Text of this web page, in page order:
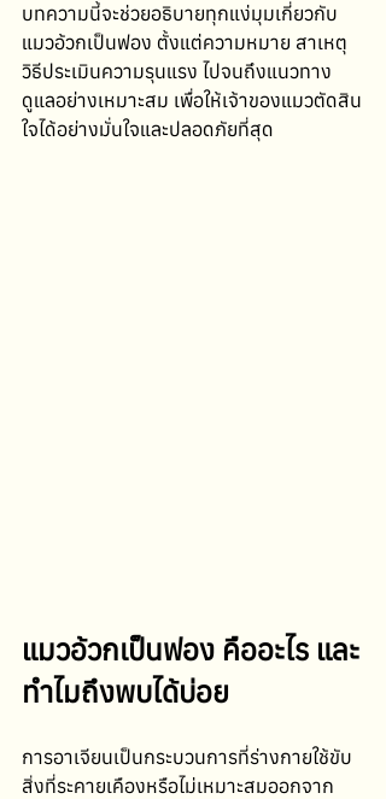
บทความนี้จะช่วยอธิบายทุกแง่มุมเกี่ยวกับ
แมวอ้วกเป็นฟอง ตั้งแต่ความหมาย สาเหตุ
วิธีประเมินความรุนแรง ไปจนถึงแนวทาง
ดูแลอย่างเหมาะสม เพื่อให้เจ้าของแมวตัดสิน
ใจได้อย่างมั่นใจและปลอดภัยที่สุด
แมวอ้วกเป็นฟอง คืออะไร และ
ทำไมถึงพบได้บ่อย
การอาเจียนเป็นกระบวนการที่ร่างกายใช้ขับ
สิ่งที่ระคายเคืองหรือไม่เหมาะสมออกจาก